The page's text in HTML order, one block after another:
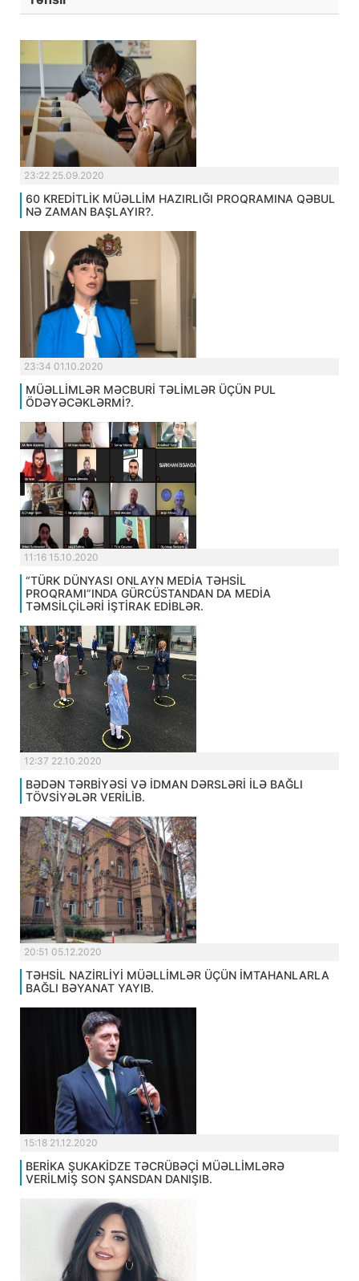
23:22 25.09.2020
60 KREDİTLİK MÜƏLLİM HAZIRLIĞI PROQRAMINA QƏBUL
NƏ ZAMAN BAŞLAYIR?.
23:34 01.10.2020
MÜƏLLİMLƏR MƏCBURİ TƏLİMLƏR ÜÇÜN PUL
ÖDƏYƏCƏKLƏRMİ?.
11:16 15.10.2020
“TÜRK DÜNYASI ONLAYN MEDİA TƏHSİL
PROQRAMI”INDA GÜRCÜSTANDAN DA MEDİA
TƏMSİLÇİLƏRİ İŞTİRAK EDİBLƏR.
12:37 22.10.2020
BƏDƏN TƏRBİYƏSİ VƏ İDMAN DƏRSLƏRİ İLƏ BAĞLI
TÖVSİYƏLƏR VERİLİB.
20:51 05.12.2020
TƏHSİL NAZİRLİYİ MÜƏLLİMLƏR ÜÇÜN İMTAHANLARLA
BAĞLI BƏYANAT YAYIB.
15:18 21.12.2020
BERİKA ŞUKAKİDZE TƏCRÜBƏÇİ MÜƏLLİMLƏRƏ
VERİLMİŞ SON ŞANSDAN DANIŞIB.